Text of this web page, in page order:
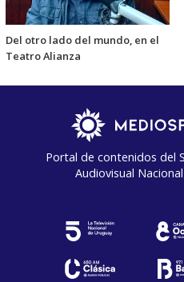
Del otro lado del mundo, en el
Teatro Alianza
Portal de contenidos del
Audiovisual